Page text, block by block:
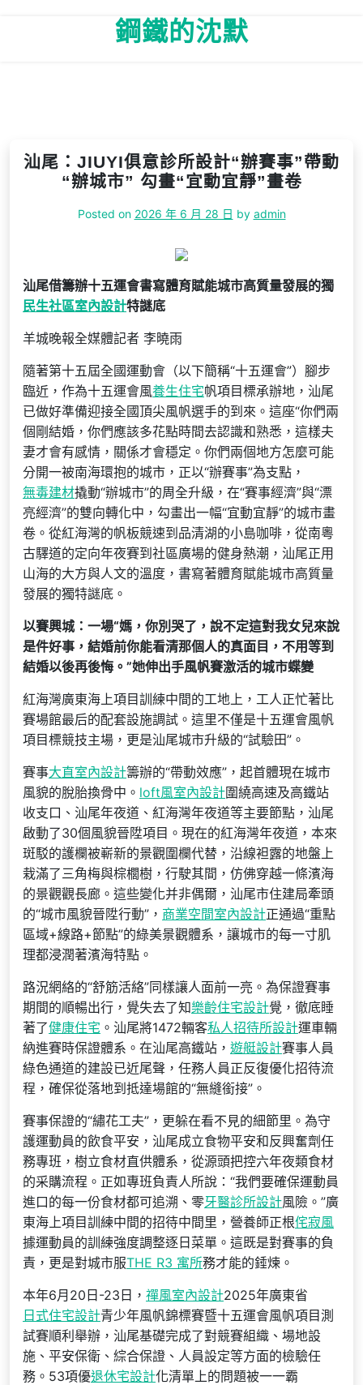
鋼鐵的沈默
汕尾：JIUYI俱意診所設計“辦賽事”帶動
“辦城市” 勾畫“宜動宜靜”畫卷
Posted on 2026 年 6 月 28 日 by admin
汕尾借籌辦十五運會書寫體育賦能城市高質量發展的獨
民生社區室內設計特謎底
羊城晚報全媒體記者 李曉雨
隨著第十五屆全國運動會（以下簡稱“十五運會”）腳步
臨近，作為十五運會風養生住宅帆項目標承辦地，汕尾
已做好準備迎接全國頂尖風帆選手的到來。這座“你們兩
個剛結婚，你們應該多花點時間去認識和熟悉，這樣夫
妻才會有感情，關係才會穩定。你們兩個地方怎麼可能
分開一被南海環抱的城市，正以“辦賽事”為支點，
無毒建材撬動“辦城市”的周全升級，在“賽事經濟”與“漂
亮經濟”的雙向轉化中，勾畫出一幅“宜動宜靜”的城市畫
卷。從紅海灣的帆板競速到品清湖的小島咖啡，從南粵
古驛道的定向年夜賽到社區廣場的健身熱潮，汕尾正用
山海的大方與人文的溫度，書寫著體育賦能城市高質量
發展的獨特謎底。
以賽興城：一場“媽，你別哭了，說不定這對我女兒來說
是件好事，結婚前你能看清那個人的真面目，不用等到
結婚以後再後悔。”她伸出手風帆賽激活的城市蝶變
紅海灣廣東海上項目訓練中間的工地上，工人正忙著比
賽場館最后的配套設施調試。這里不僅是十五運會風帆
項目標競技主場，更是汕尾城市升級的“試驗田”。
賽事大直室內設計籌辦的“帶動效應”，起首體現在城市
風貌的脫胎換骨中。 loft風室內設計圍繞高速及高鐵站
收支口、汕尾年夜道、紅海灣年夜道等主要節點，汕尾
啟動了30個風貌晉陞項目。現在的紅海灣年夜道，本來
斑駁的護欄被嶄新的景觀圍欄代替，沿線袒露的地盤上
栽滿了三角梅與棕櫚樹，行駛其間，仿佛穿越一條濱海
的景觀觀長廊。這些變化并非偶爾，汕尾市住建局牽頭
的“城市風貌晉陞行動”， 商業空間室內設計正通過“重點
區域+線路+節點”的綠美景觀體系，讓城市的每一寸肌
理都浸潤著濱海特點。
路況網絡的“舒筋活絡”同樣讓人面前一亮。為保證賽事
期間的順暢出行，覺失去了知樂齡住宅設計覺，徹底睡
著了健康住宅 。汕尾將1472輛客私人招待所設計運車輛
納進賽時保證體系。在汕尾高鐵站， 遊艇設計賽事人員
綠色通道的建設已近尾聲，任務人員正反復優化招待流
程，確保從落地到抵達場館的“無縫銜接”。
賽事保證的“繡花工夫”，更躲在看不見的細節里。為守
護運動員的飲食平安，汕尾成立食物平安和反興奮劑任
務專班，樹立食材直供體系，從源頭把控六年夜類食材
的采購流程。正如專班負責人所說：“我們要確保運動員
進口的每一份食材都可追溯、零牙醫診所設計風險。”廣
東海上項目訓練中間的招待中間里，營養師正根侘寂風
據運動員的訓練強度調整逐日菜單。這既是對賽事的負
責，更是對城市服THE R3 寓所務才能的錘煉。
本年6月20日-23日， 禪風室內設計2025年廣東省
日式住宅設計青少年風帆錦標賽暨十五運會風帆項目測
試賽順利舉辦，汕尾基礎完成了對競賽組織、場地設
施、平安保衛、綜合保證、人員設定等方面的檢驗任
務。53項優退休宅設計化清單上的問題被一一霸